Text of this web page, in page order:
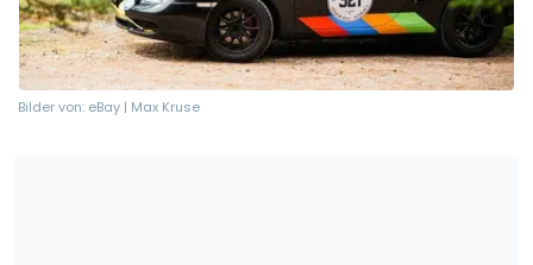
Bilder von: eBay | Max Kruse